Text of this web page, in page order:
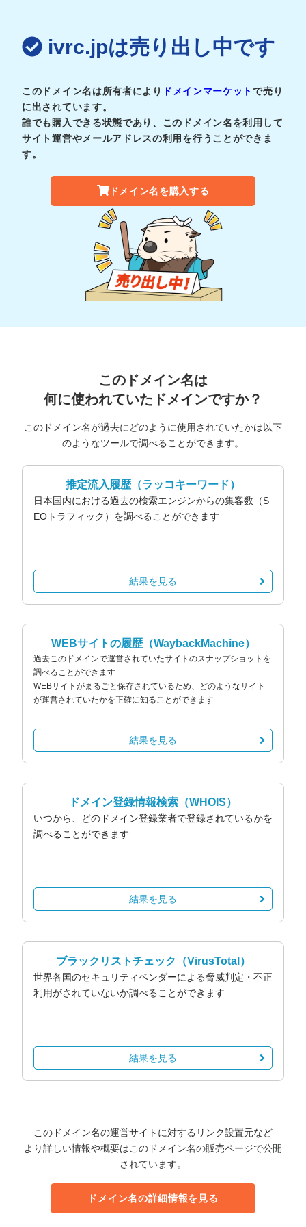
ivrc.jpは売り出し中です
このドメイン名は所有者により ドメインマーケットで売り
に出されています。
誰でも購入できる状態であり、このドメイン名を利用して
サイト運営やメールアドレスの利用を行うことができま
す。
ドメイン名を購入する
このドメイン名は
何に使われていたドメインですか？
このドメイン名が過去にどのように使用されていたかは以下
のようなツールで調べることができます。
推定流入履歴（ラッコキーワード）
日本国内における過去の検索エンジンからの集客数（S
EOトラフィック）を調べることができます
結果を見る
WEBサイトの履歴（WaybackMachine）
過去このドメインで運営されていたサイトのスナップショットを
調べることができます
WEBサイトがまるごと保存されているため、どのようなサイト
が運営されていたかを正確に知ることができます
結果を見る
ドメイン登録情報検索 （WHOIS）
いつから、どのドメイン登録業者で登録されているかを
調べることができます
結果を見る
ブラックリストチェック （VirusTotal）
世界各国のセキュリティベンダーによる脅威判定・不正
利用がされていないか調べることができます
結果を見る
このドメイン名の運営サイトに対するリンク設置元など
より詳しい情報や概要はこのドメイン名の販売ページで公開
されています。
ドメイン名の詳細情報を見る